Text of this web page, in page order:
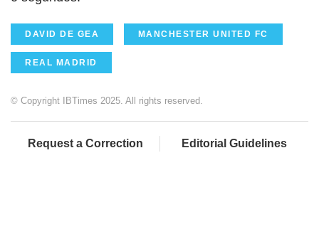
DAVID DE GEA MANCHESTER UNITED FC
REAL MADRID
© Copyright IBTimes 2025. All rights reserved.
Request a Correction Editorial Guidelines